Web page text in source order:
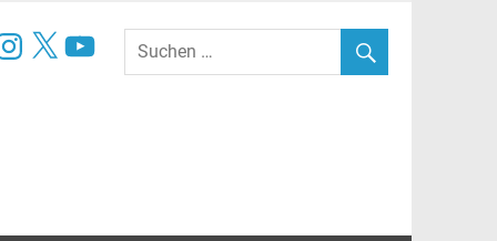
X YouTube